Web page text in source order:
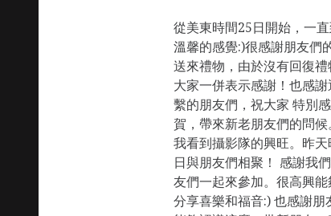
從美東時間25日開始，一
溫馨的感覺:)很感謝朋友們
送來禮物，由於沒有回復
大家一併表示感謝！也感
繫的朋友們，祝大家 特別
賀，帶來新老朋友們的問
我看到攝影隊的興旺。昨
日與朋友們相聚！ 感謝我
友們一起來參加。很高興
分享喜樂和福音:) 也感謝